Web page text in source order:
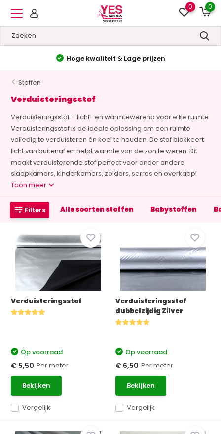
0 0
Hoge kwaliteit & Lage prijzen
Stoffen
Verduisteringsstof
Verduisteringsstof – licht- en warmtewerend voor elke ruimte
Verduisteringsstof is de ideale oplossing om een ruimte
volledig te verduisteren én koel te houden. De stof blokkeert
licht van buitenaf en helpt warmte van de zon te weren. Dit
maakt verduisterende stof perfect voor onder andere
slaapkamers, kinderkamers, zolders, serres en overkappi
Toon meer
Filters Alle soorten stoffen Babystoffen
Verduisteringsstof
Vergelijk
Op voorraad
€ 5,50 Per meter
Bekijken
Verduisteringsstof
dubbelzijdig Zilver
Vergelijk
Op voorraad
€ 6,50 Per meter
Bekijken